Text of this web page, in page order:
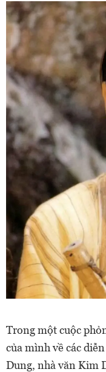
Trong một cuộc
của mình về các
Dung, nhà văn Kim